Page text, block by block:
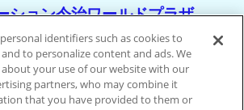
ション今治ワールドプラザ
1-14-2 今治ワールドプラザ内
トパークMG 伊予三島
identifiers such as cookies to
to personalize content and ads. We
your use of our website with our
partners, who may combine it
that you have provided to them or